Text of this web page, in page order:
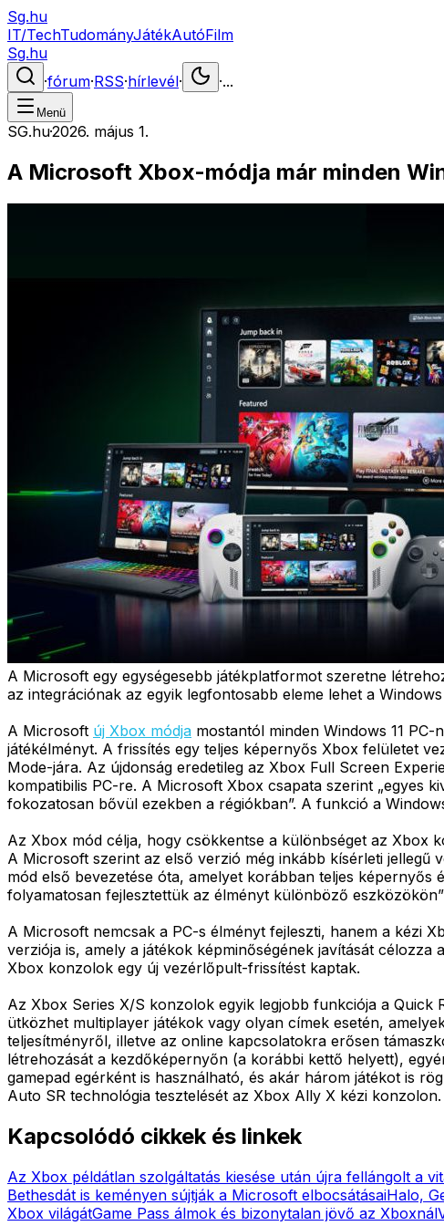
Sg.hu
IT/TechTudományJátékAutóFilm
Sg.hu
·fórum·RSS·hírlevél· ·...
Menü
SG.hu·2026. május 1.
A Microsoft Xbox-módja már minden
A Microsoft egy egységesebb játékplatformot szeretne
az integrációnak az egyik legfontosabb eleme lehet a
A Microsoft új Xbox módja mostantól minden Windows 11
játékélményt. A frissítés egy teljes képernyős Xbox felületet
Mode-jára. Az újdonság eredetileg az Xbox Full Screen
kompatibilis PC-re. A Microsoft Xbox csapata szerint „egyes
fokozatosan bővül ezekben a régiókban”. A funkció a
Az Xbox mód célja, hogy csökkentse a különbséget az Xbox
A Microsoft szerint az első verzió még inkább kísérleti jellegű
mód első bevezetése óta, amelyet korábban teljes
folyamatosan fejlesztettük az élményt különböző
A Microsoft nemcsak a PC-s élményt fejleszti, hanem a kézi
verziója is, amely a játékok képminőségének javítását
Xbox konzolok egy új vezérlőpult-frissítést kaptak.
Az Xbox Series X/S konzolok egyik legjobb funkciója a Quick
ütközhet multiplayer játékok vagy olyan címek esetén,
teljesítményről, illetve az online kapcsolatokra erősen
létrehozását a kezdőképernyőn (a korábbi kettő helyett),
gamepad egérként is használható, és akár három játékot is
Auto SR technológia tesztelését az Xbox Ally X kézi konzolon.
Kapcsolódó cikkek és linkek
Az Xbox példátlan szolgáltatás kiesése után újra fellángolt a
Bethesdát is keményen sújtják a Microsoft elbocsátásaiHalo,
Xbox világátGame Pass álmok és bizonytalan jövő az Xboxnál